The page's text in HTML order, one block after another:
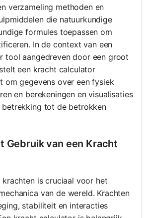
verzameling methoden en
die natuurkundige
formules toepassen om
In de context van een
tool aangedreven door een groot
een kracht calculator
om gegevens over een fysiek
en berekeningen en visualisaties
tot de betrokken
Gebruik van een Kracht
is cruciaal voor het
van de wereld. Krachten
stabiliteit en interacties